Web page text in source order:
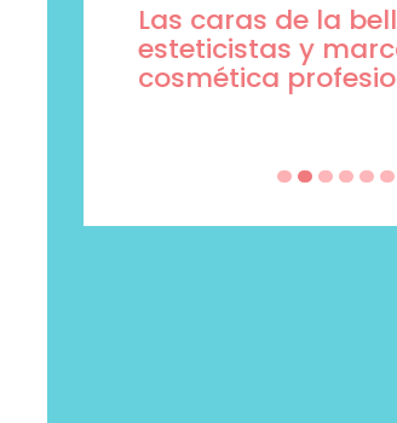
Las caras de la
esteticistas y
cosmética